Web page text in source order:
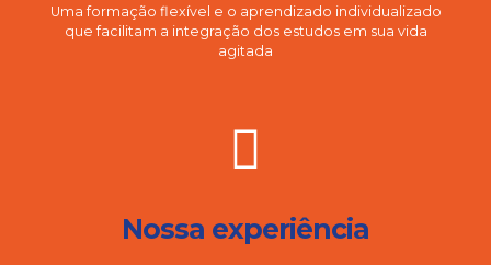
Uma formação flexível e o aprendizado individualizado
que facilitam a integração dos estudos em sua vida
agitada
Nossa experiência